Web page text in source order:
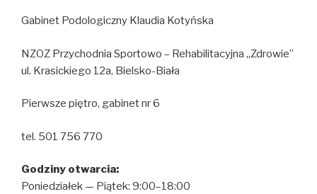
Gabinet Podologiczny Klaudia Kotyńska
NZOZ Przychodnia Sportowo – Rehabilitacyjna „Zdrowie”
ul. Krasickiego 12a, Bielsko-Biała
Pierwsze piętro, gabinet nr 6
tel. 501 756 770
Godziny otwarcia:
Poniedziałek — Piątek: 9:00–18:00